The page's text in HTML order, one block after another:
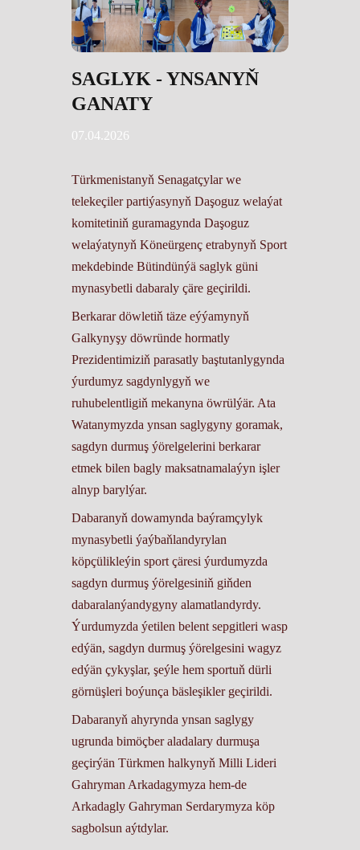
SAGLYK - YNSANYŇ
GANATY
07.04.2026
Türkmenistanyň Senagatçylar we
telekeçiler partiýasynyň Daşoguz welaýat
komitetiniň guramagynda Daşoguz
welaýatynyň Köneürgenç etrabynyň Sport
mekdebinde Bütindünýä saglyk güni
mynasybetli dabaraly çäre geçirildi.
Berkarar döwletiň täze eýýamynyň
Galkynyşy döwründe hormatly
Prezidentimiziň parasatly baştutanlygynda
ýurdumyz sagdynlygyň we
ruhubelentligiň mekanyna öwrülýär. Ata
Watanymyzda ynsan saglygyny goramak,
sagdyn durmuş ýörelgelerini berkarar
etmek bilen bagly maksatnamalaýyn işler
alnyp barylýar.
Dabaranyň dowamynda baýramçylyk
mynasybetli ýaýbaňlandyrylan
köpçülikleýin sport çäresi ýurdumyzda
sagdyn durmuş ýörelgesiniň giňden
dabaralanýandygyny alamatlandyrdy.
Ýurdumyzda ýetilen belent sepgitleri wasp
edýän, sagdyn durmuş ýörelgesini wagyz
edýän çykyşlar, şeýle hem sportuň dürli
görnüşleri boýunça bäsleşikler geçirildi.
Dabaranyň ahyrynda ynsan saglygy
ugrunda bimöçber aladalary durmuşa
geçirýän Türkmen halkynyň Milli Lideri
Gahryman Arkadagymyza hem-de
Arkadagly Gahryman Serdarymyza köp
sagbolsun aýtdylar.